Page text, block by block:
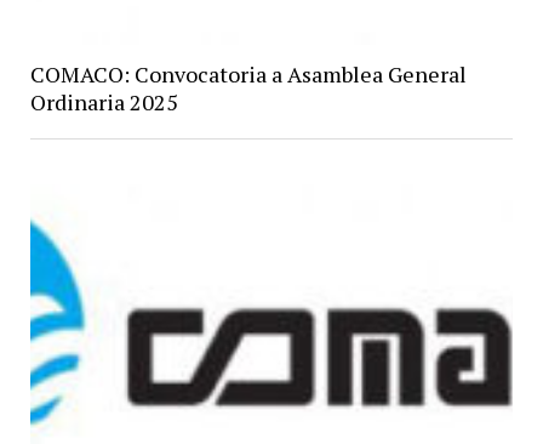
COMACO: Convocatoria a Asamblea General
Ordinaria 2025